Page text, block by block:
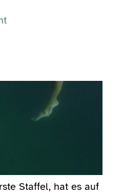
Staffel, hat es auf